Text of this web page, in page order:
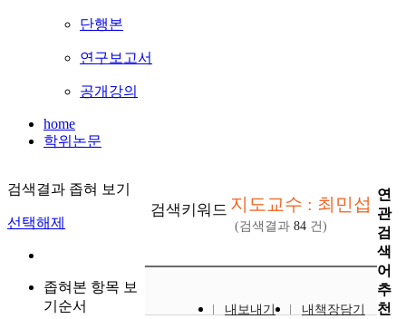
단행본
연구보고서
공개강의
home
학위논문
검색결과 좁혀 보기
선택해제
좁혀본 항목 보
기순서
검색키워드 지도교수 : 최민섭
(검색결과 84 건)
내보내기
내책장담기
연
관
검
색
어
추
천